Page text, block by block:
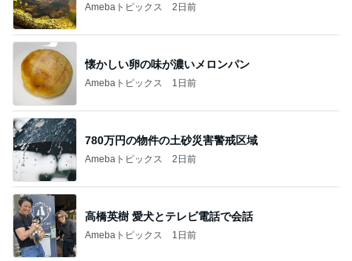
Amebaトピックス 2日前
懐かしい卵の味が濃いメロンパン
Amebaトピックス 1日前
780万円の物件の土砂災害警戒区域
Amebaトピックス 2日前
高橋英樹 愛犬とテレビ電話で会話
Amebaトピックス 1日前